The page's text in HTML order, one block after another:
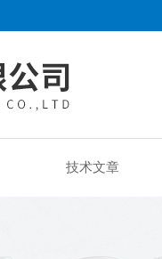
技术文章